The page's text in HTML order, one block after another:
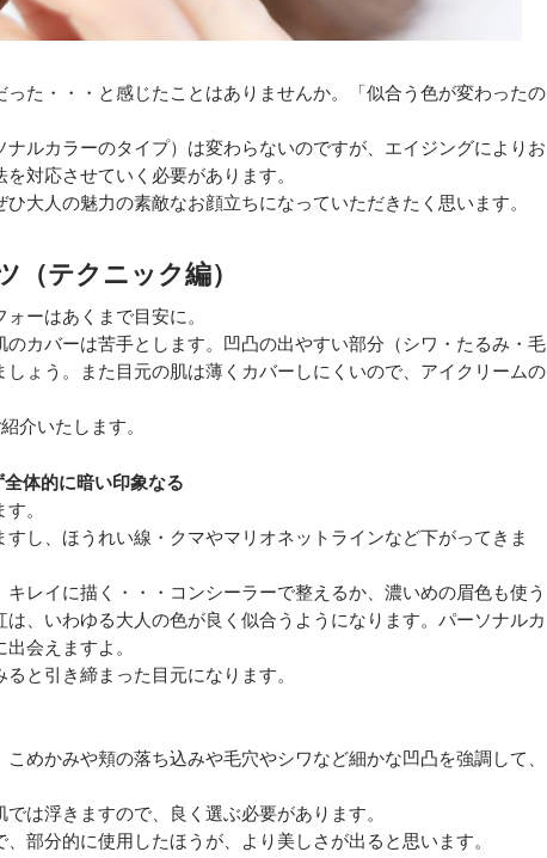
た・・・と感じたことはありませんか。「似合う色が変わったの
ルカラーのタイプ）は変わらないのですが、エイジングによりお
対応させていく必要があります。
大人の魅力の素敵なお顔立ちになっていただきたく思います。
テクニック編）
ーはあくまで目安に。
カバーは苦手とします。凹凸の出やすい部分（シワ・たるみ・毛
ょう。また目元の肌は薄くカバーしにくいので、アイクリームの
介いたします。
体的に暗い印象なる
。
し、ほうれい線・クマやマリオネットラインなど下がってきま
レイに描く・・・コンシーラーで整えるか、濃いめの眉色も使う
、いわゆる大人の色が良く似合うようになります。パーソナルカ
会えますよ。
と引き締まった目元になります。
めかみや頬の落ち込みや毛穴やシワなど細かな凹凸を強調して、
は浮きますので、良く選ぶ必要があります。
部分的に使用したほうが、より美しさが出ると思います。